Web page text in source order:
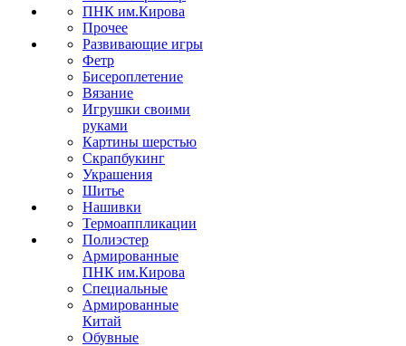
ПНК им.Кирова
Прочее
Развивающие игры
Фетр
Бисероплетение
Вязание
Игрушки своими
руками
Картины шерстью
Скрапбукинг
Украшения
Шитье
Нашивки
Термоаппликации
Полиэстер
Армированные
ПНК им.Кирова
Специальные
Армированные
Китай
Обувные